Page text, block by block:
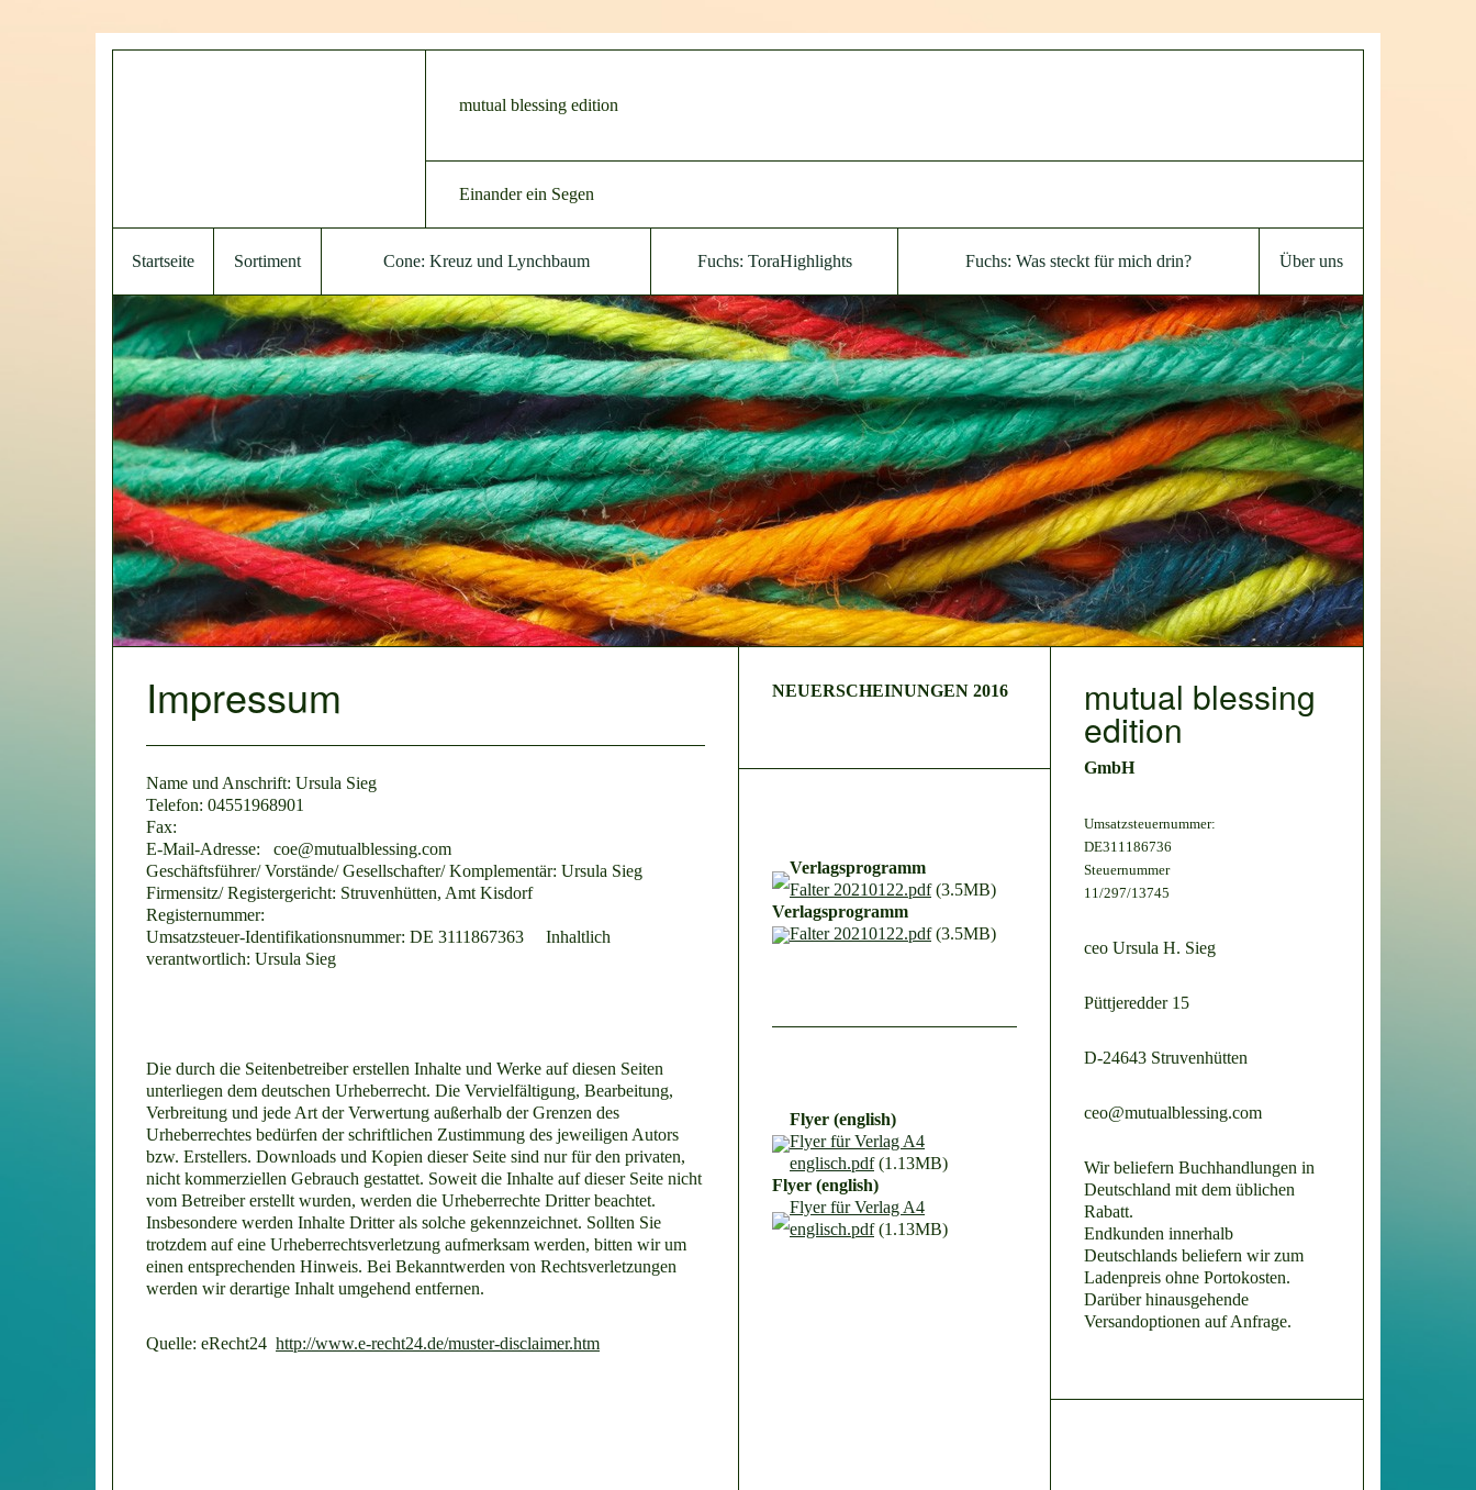
mutual blessing edition
Einander ein Segen
Startseite Sortiment Cone: Kreuz und Lynchbaum Fuchs: ToraHighlights Fuchs: Was steckt für mich drin? Über uns
Impressum
Name und Anschrift: Ursula Sieg
Telefon: 04551968901
Fax:
E-Mail-Adresse: coe@mutualblessing.com
Geschäftsführer/ Vorstände/ Gesellschafter/ Komplementär: Ursula Sieg
Firmensitz/ Registergericht: Struvenhütten, Amt Kisdorf
Registernummer:
Umsatzsteuer-Identifikationsnummer: DE 3111867363 Inhaltlich
verantwortlich: Ursula Sieg
Die durch die Seitenbetreiber erstellen Inhalte und Werke auf diesen Seiten
unterliegen dem deutschen Urheberrecht. Die Vervielfältigung, Bearbeitung,
Verbreitung und jede Art der Verwertung außerhalb der Grenzen des
Urheberrechtes bedürfen der schriftlichen Zustimmung des jeweiligen Autors
bzw. Erstellers. Downloads und Kopien dieser Seite sind nur für den privaten,
nicht kommerziellen Gebrauch gestattet. Soweit die Inhalte auf dieser Seite nicht
vom Betreiber erstellt wurden, werden die Urheberrechte Dritter beachtet.
Insbesondere werden Inhalte Dritter als solche gekennzeichnet. Sollten Sie
trotzdem auf eine Urheberrechtsverletzung aufmerksam werden, bitten wir um
einen entsprechenden Hinweis. Bei Bekanntwerden von Rechtsverletzungen
werden wir derartige Inhalt umgehend entfernen.
Quelle: eRecht24 http://www.e-recht24.de/muster-disclaimer.htm
NEUERSCHEINUNGEN 2016
Verlagsprogramm
Falter 20210122.pdf(3.5MB)
Verlagsprogramm
Falter 20210122.pdf(3.5MB)
Flyer (english)
Flyer für Verlag A4
englisch.pdf(1.13MB)
Flyer (english)
Flyer für Verlag A4
englisch.pdf(1.13MB)
mutual blessing
edition
GmbH
Umsatzsteuernummer:
DE311186736
Steuernummer
11/297/13745
ceo Ursula H. Sieg
Püttjeredder 15
D-24643 Struvenhütten
ceo@mutualblessing.com
Wir beliefern Buchhandlungen in
Deutschland mit dem üblichen
Rabatt.
Endkunden innerhalb
Deutschlands beliefern wir zum
Ladenpreis ohne Portokosten.
Darüber hinausgehende
Versandoptionen auf Anfrage.